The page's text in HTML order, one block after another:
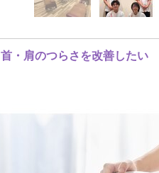
首・肩のつらさを改善したい